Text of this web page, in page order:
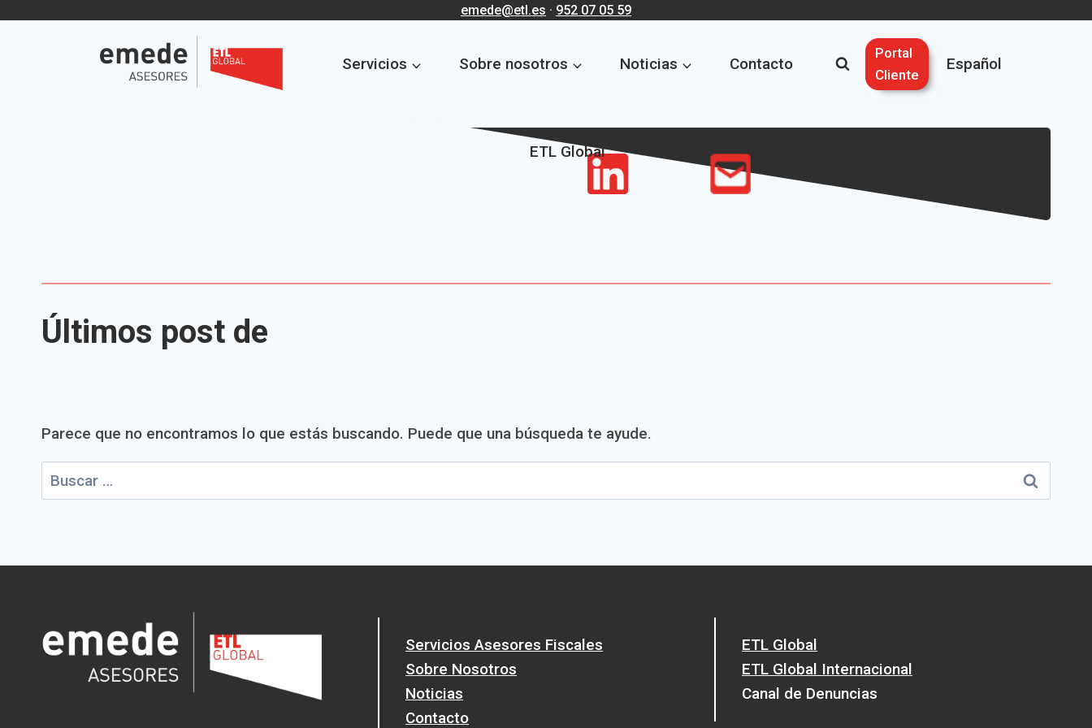
emede@etl.es · 952 07 05 59
Servicios Sobre nosotros Noticias Contacto
ETL Global
Portal
Cliente
Español
Últimos post de
Parece que no encontramos lo que estás buscando. Puede que una búsqueda te ayude.
Buscar:
Servicios Asesores Fiscales
Sobre Nosotros
Noticias
Contacto
ETL Global
ETL Global Internacional
Canal de Denuncias